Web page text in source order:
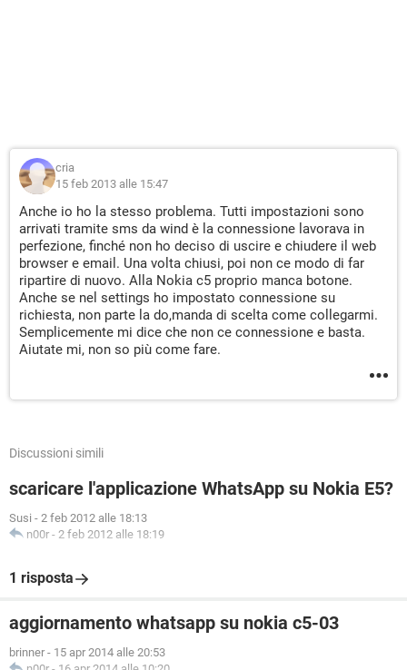
cria
15 feb 2013 alle 15:47
Anche io ho la stesso problema. Tutti impostazioni sono
arrivati tramite sms da wind è la connessione lavorava in
perfezione, finché non ho deciso di uscire e chiudere il web
browser e email. Una volta chiusi, poi non ce modo di far
ripartire di nuovo. Alla Nokia c5 proprio manca botone.
Anche se nel settings ho impostato connessione su
richiesta, non parte la do,manda di scelta come collegarmi.
Semplicemente mi dice che non ce connessione e basta.
Aiutate mi, non so più come fare.
Discussioni simili
scaricare l'applicazione WhatsApp su Nokia E5?
Susi - 2 feb 2012 alle 18:13
n00r - 2 feb 2012 alle 18:19
1 risposta
aggiornamento whatsapp su nokia c5-03
brinner - 15 apr 2014 alle 20:53